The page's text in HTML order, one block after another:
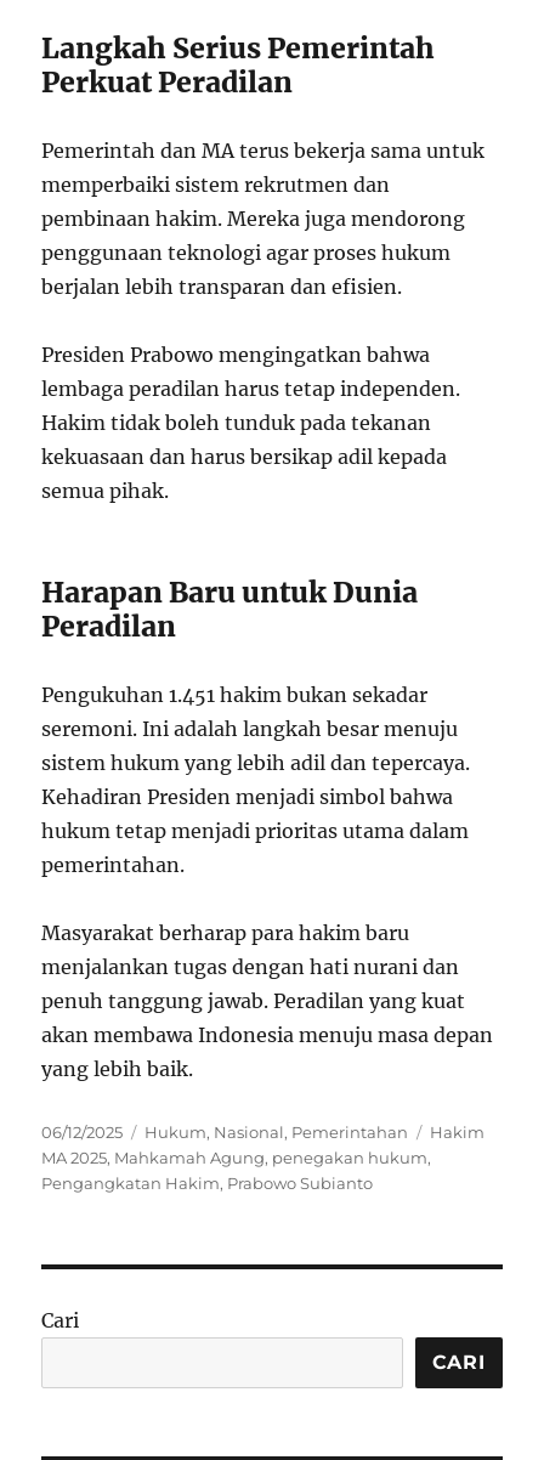
Langkah Serius Pemerintah
Perkuat Peradilan
Pemerintah dan MA terus bekerja sama untuk
memperbaiki sistem rekrutmen dan
pembinaan hakim. Mereka juga mendorong
penggunaan teknologi agar proses hukum
berjalan lebih transparan dan efisien.
Presiden Prabowo mengingatkan bahwa
lembaga peradilan harus tetap independen.
Hakim tidak boleh tunduk pada tekanan
kekuasaan dan harus bersikap adil kepada
semua pihak.
Harapan Baru untuk Dunia
Peradilan
Pengukuhan 1.451 hakim bukan sekadar
seremoni. Ini adalah langkah besar menuju
sistem hukum yang lebih adil dan tepercaya.
Kehadiran Presiden menjadi simbol bahwa
hukum tetap menjadi prioritas utama dalam
pemerintahan.
Masyarakat berharap para hakim baru
menjalankan tugas dengan hati nurani dan
penuh tanggung jawab. Peradilan yang kuat
akan membawa Indonesia menuju masa depan
yang lebih baik.
Posted
on
06/12/2025 Categories
Hukum, Nasional, Pemerintahan Tags
Hakim
MA 2025, Mahkamah Agung, penegakan hukum,
Pengangkatan Hakim, Prabowo Subianto
Cari
CARI